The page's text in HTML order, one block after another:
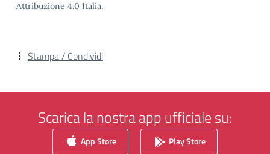
Attribuzione 4.0 Italia.
Stampa / Condividi
Scarica la nostra app ufficiale su:
App Store Play Store